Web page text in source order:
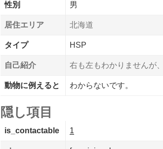
性別 男
居住エリア 北海道
タイプ HSP
自己紹介 右も左もわかりませんが
動物に例えると わからないです。
隠し項目
is_contactable 1